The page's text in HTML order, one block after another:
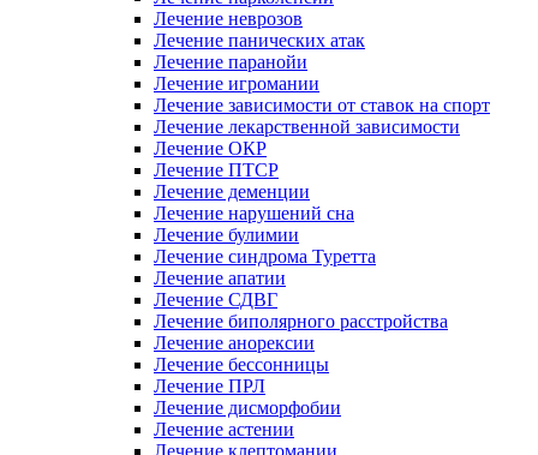
Лечение неврозов
Лечение панических атак
Лечение паранойи
Лечение игромании
Лечение зависимости от ставок на спорт
Лечение лекарственной зависимости
Лечение ОКР
Лечение ПТСР
Лечение деменции
Лечение нарушений сна
Лечение булимии
Лечение синдрома Туретта
Лечение апатии
Лечение СДВГ
Лечение биполярного расстройства
Лечение анорексии
Лечение бессонницы
Лечение ПРЛ
Лечение дисморфобии
Лечение астении
Лечение клептомании